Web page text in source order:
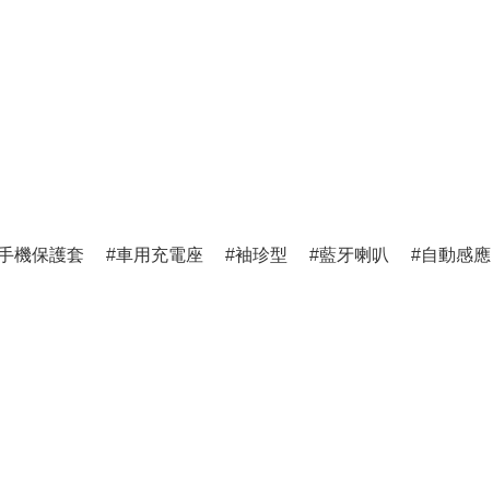
機保護套 車用充電座 袖珍型 藍牙喇叭 自動感應